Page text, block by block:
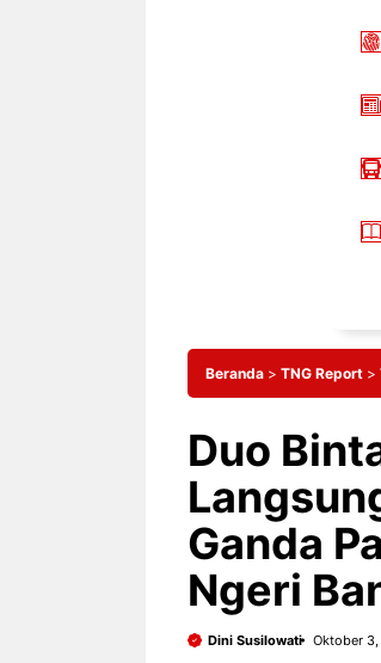
Beranda > TNG Report >
Duo
Ganda
Ngeri
Dini Susilowati Oktober